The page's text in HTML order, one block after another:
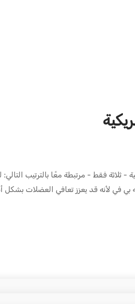
الأمينية - ثلاثة فقط - مرتبطة معًا
في لأنه قد يعزز تعافي العضلات بشكل